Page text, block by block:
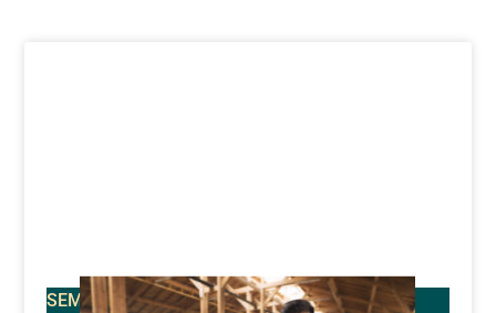
SEMENTES